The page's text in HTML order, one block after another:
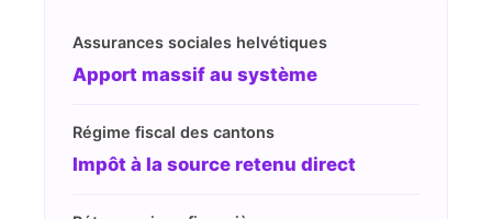
Assurances sociales helvétiques
Apport massif au système
Régime fiscal des cantons
Impôt à la source retenu direct